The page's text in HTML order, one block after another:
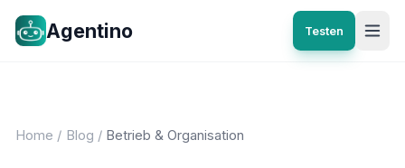
Agentino Testen
Home / Blog / Betrieb & Organisation